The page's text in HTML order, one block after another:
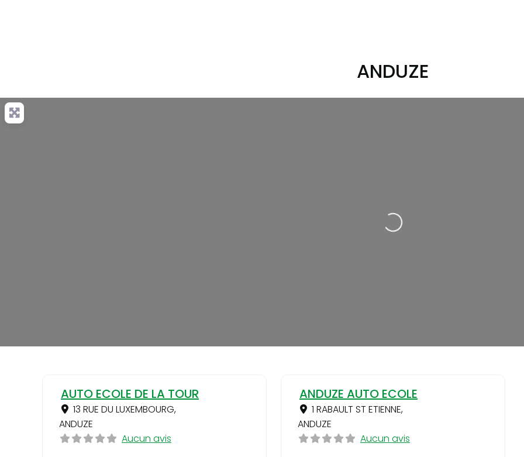
ANDUZE
Loading...
AUTO ECOLE DE LA TOUR
13 RUE DU LUXEMBOURG,
ANDUZE
Aucun avis
ANDUZE AUTO ECOLE
1 RABAULT ST ETIENNE,
ANDUZE
Aucun avis